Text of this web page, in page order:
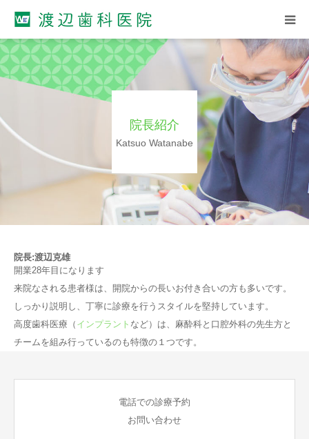
院長紹介
Katsuo Watanabe
院長:渡辺克雄
開業28年目になります
来院なされる患者様は、開院からの長いお付き合いの方も多いです。
しっかり説明し、丁寧に診療を行うスタイルを堅持しています。
高度歯科医療（ インプラント など）は、麻酔科と口腔外科の先生方と
チームを組み行っているのも特徴の１つです。
電話での診療予約
お問い合わせ
ホーム
院長紹介
診療スケジュール